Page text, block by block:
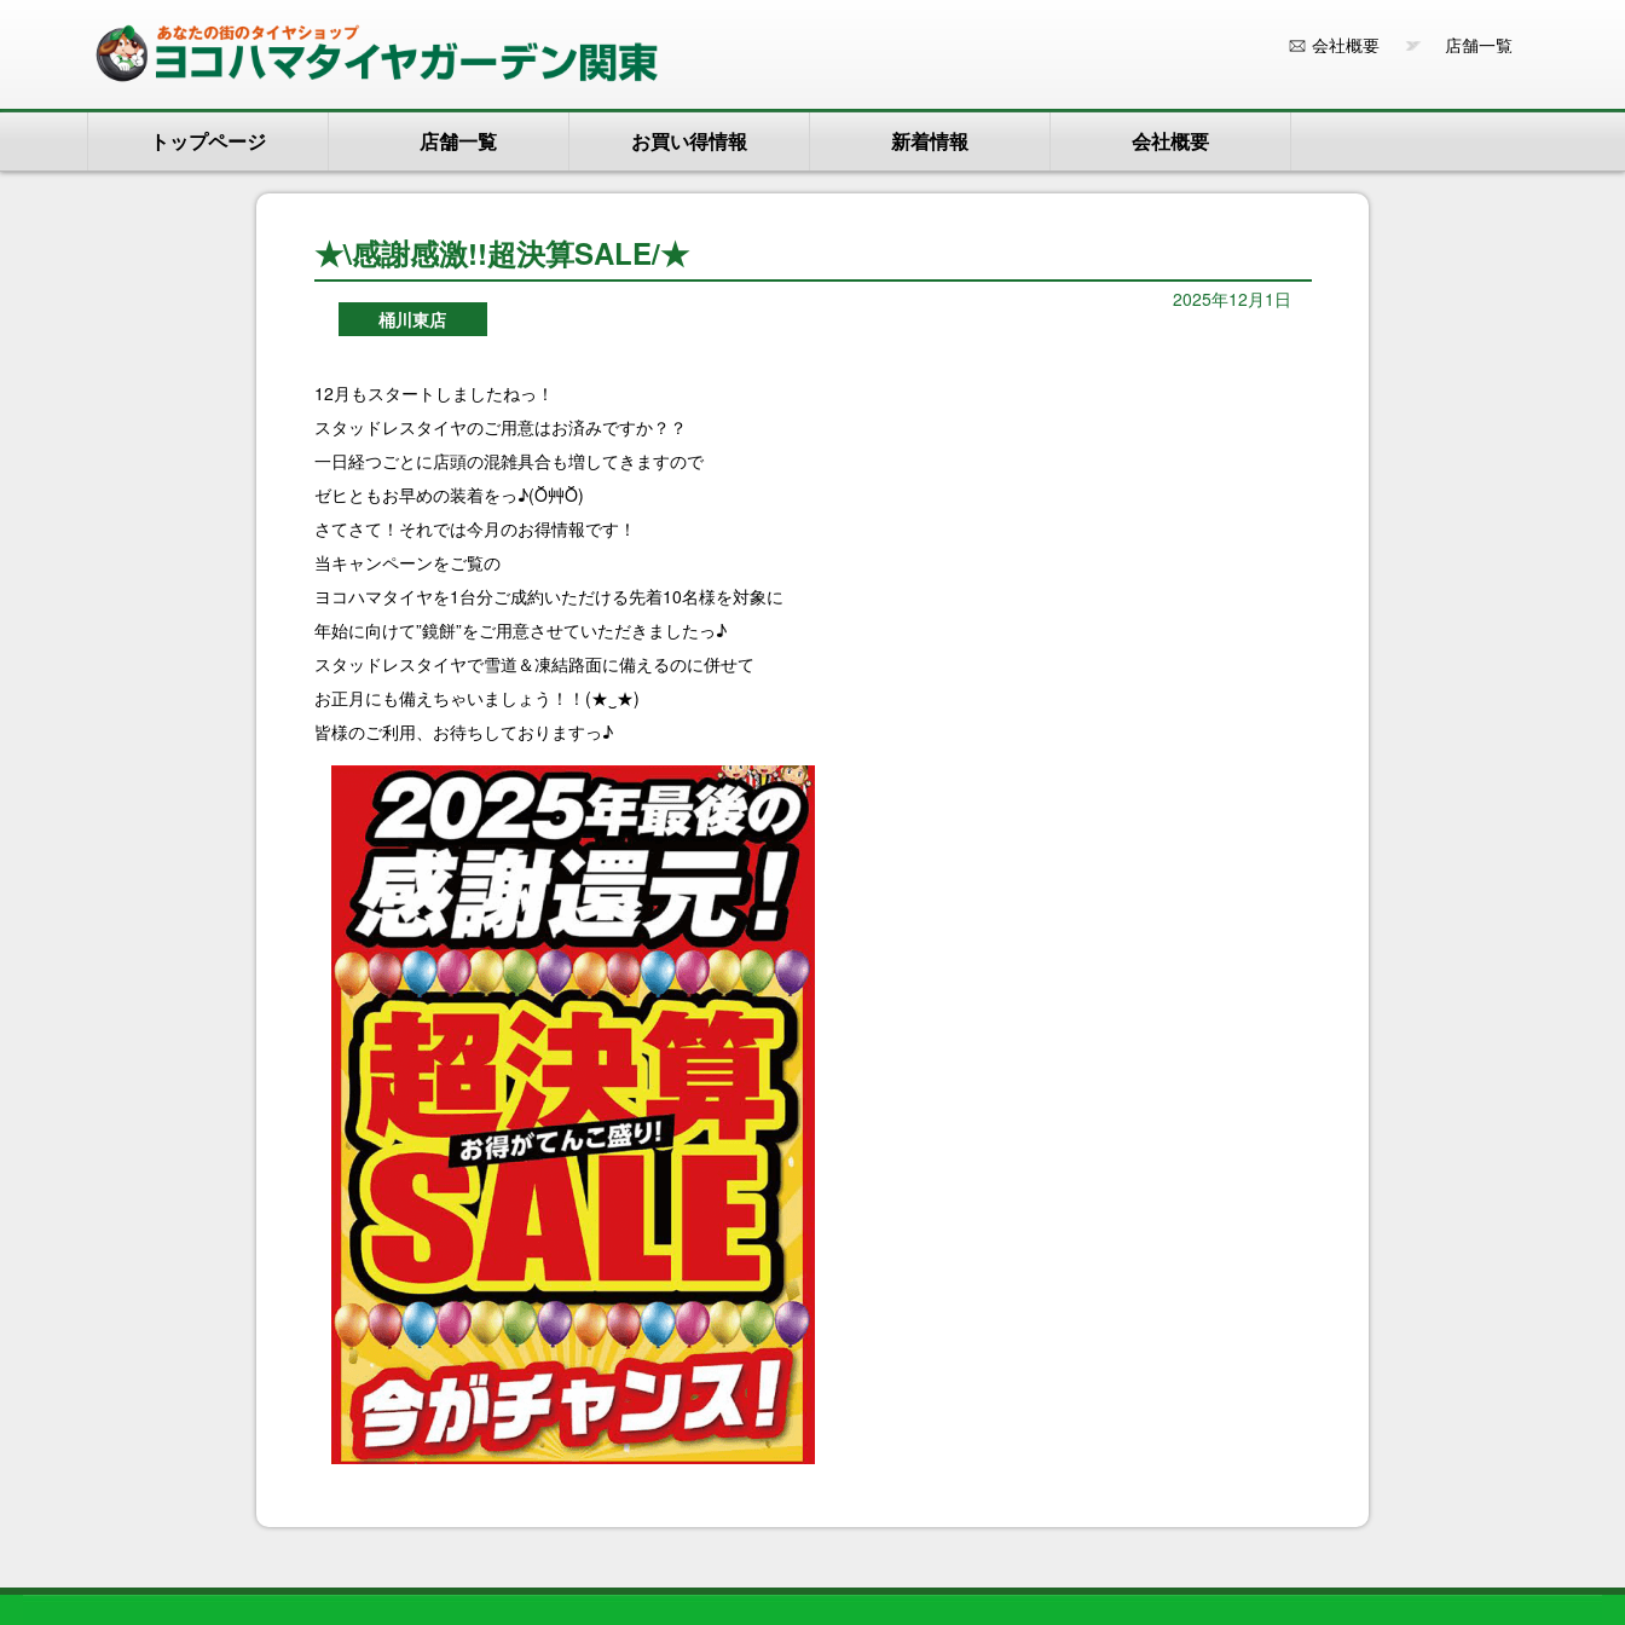
店舗一覧
会社概要
トップページ 店舗一覧 お買い得情報 新着情報 会社概要
★\感謝感激!!超決算SALE/★
桶川東店
2025年12月1日
12月もスタートしましたねっ！
スタッドレスタイヤのご用意はお済みですか？？
一日経つごとに店頭の混雑具合も増してきますので
ゼヒともお早めの装着をっ♪(Ŏ艸Ŏ)
さてさて！それでは今月のお得情報です！
当キャンペーンをご覧の
ヨコハマタイヤを1台分ご成約いただける先着10名様を対象に
年始に向けて”鏡餅”をご用意させていただきましたっ♪
スタッドレスタイヤで雪道＆凍結路面に備えるのに併せて
お正月にも備えちゃいましょう！！(★‿★)
皆様のご利用、お待ちしておりますっ♪